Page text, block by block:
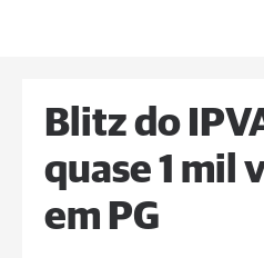
Blitz do
quase 1 mil
em PG